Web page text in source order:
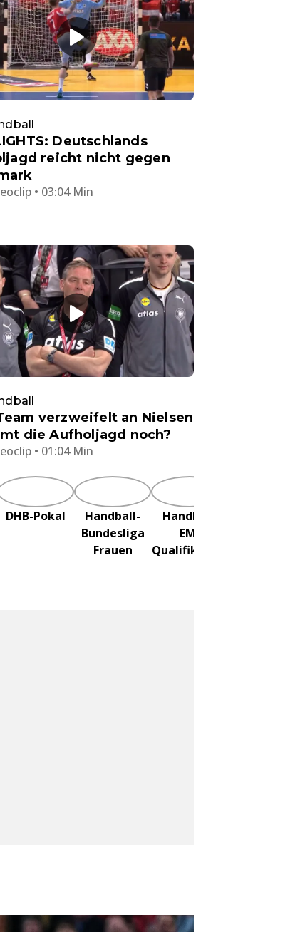
Deutschlands
reicht nicht gegen
• 03:04 Min
verzweifelt an Nielsen
die Aufholjagd noch?
• 01:04 Min
DHB-Pokal
Handball-
Bundesliga
Frauen
Handball:
EM-
Qualifikation